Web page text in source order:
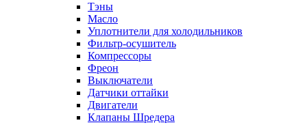
Тэны
Масло
Уплотнители для холодильников
Фильтр-осушитель
Компрессоры
Фреон
Выключатели
Датчики оттайки
Двигатели
Клапаны Шредера